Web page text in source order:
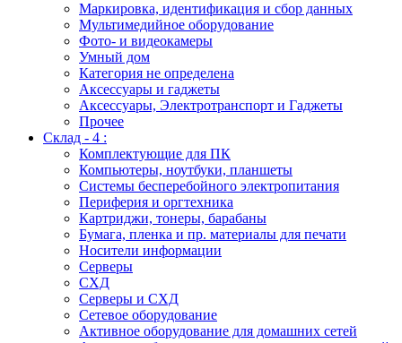
Маркировка, идентификация и сбор данных
Мультимедийное оборудование
Фото- и видеокамеры
Умный дом
Категория не определена
Аксессуары и гаджеты
Аксессуары, Электротранспорт и Гаджеты
Прочее
Склад - 4 :
Комплектующие для ПК
Компьютеры, ноутбуки, планшеты
Системы бесперебойного электропитания
Периферия и оргтехника
Картриджи, тонеры, барабаны
Бумага, пленка и пр. материалы для печати
Носители информации
Серверы
СХД
Серверы и СХД
Сетевое оборудование
Активное оборудование для домашних сетей